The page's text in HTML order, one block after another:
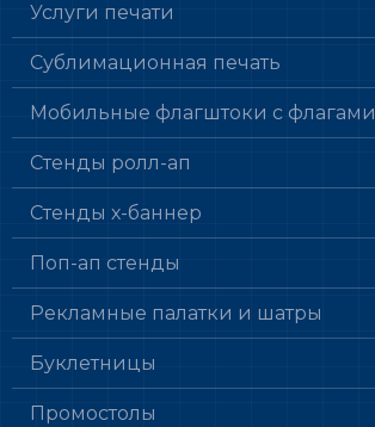
Услуги печати
Сублимационная печать
Мобильные флагштоки с флагами
Стенды ролл-ап
Стенды х-баннер
Поп-ап стенды
Рекламные палатки и шатры
Буклетницы
Промостолы